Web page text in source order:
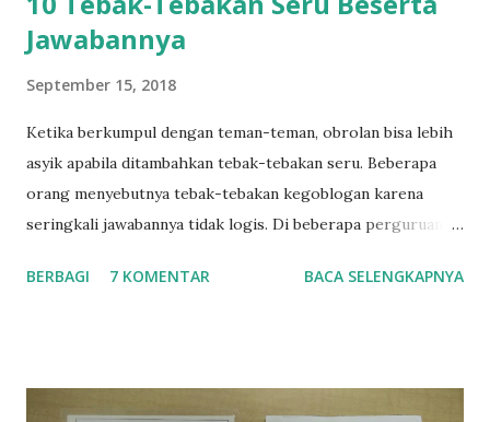
Jawabannya
September 15, 2018
Ketika berkumpul dengan teman-teman, obrolan bisa lebih
asyik apabila ditambahkan tebak-tebakan seru. Beberapa
orang menyebutnya tebak-tebakan kegoblogan karena
seringkali jawabannya tidak logis. Di beberapa perguruan
taplok (tata tertib kelompok) atau mentor kelompok
BERBAGI 7 KOMENTAR BACA SELENGKAPNYA